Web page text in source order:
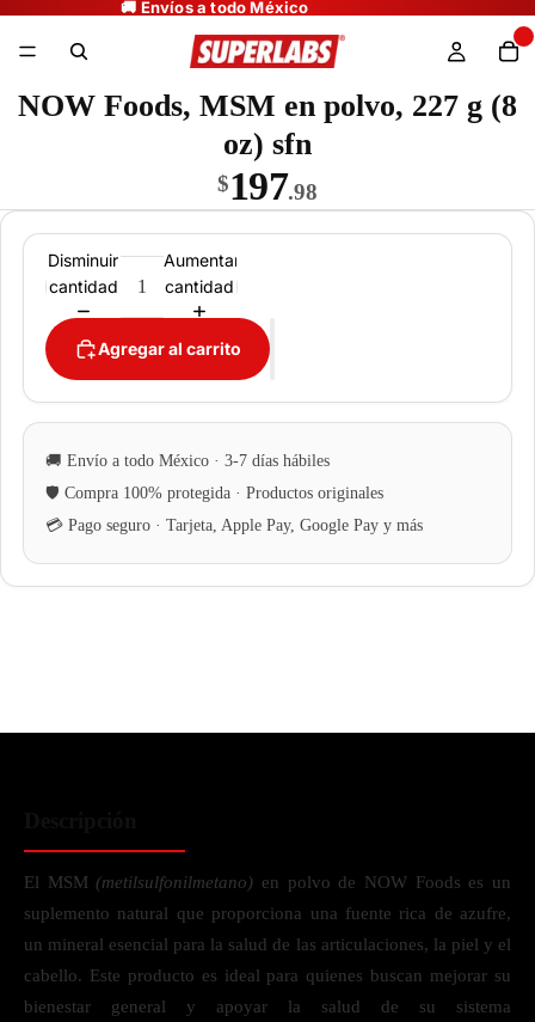
NOW Foods, MSM en polvo, 227 g (8
oz) sfn
$197.98
Disminuir
cantidad
Aumentar
cantidad
Agregar al carrito
El MSM (metilsulfonilmetano) en polvo de NOW Foods es un
suplemento natural que proporciona una fuente rica de azufre,
un mineral esencial para la salud de las articulaciones, la piel y el
cabello. Este producto es ideal para quienes buscan mejorar su
bienestar general y apoyar la salud de su sistema